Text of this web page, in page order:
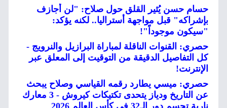
حسام حسن يُثير القلق حول صلاح: "لن أجازف
بإشراكه" قبل مواجهة أستراليا.. لكنه يؤكد:
"سيكون موجوداً"!
حصري: القنوات الناقلة لمباراة البرازيل والنرويج -
كل التفاصيل الدقيقة من التوقيت إلى المعلق عبر
الإنترنت!
حصري: ميسي يطارد رقمه القياسي وصلاح يبحث
عن التاريخ ودياز يتحدى تكتيكات كيروش - 3 معارك